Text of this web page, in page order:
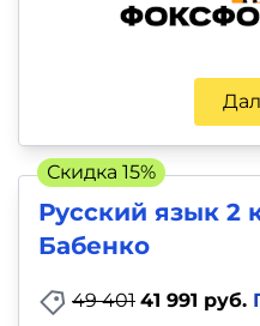
Русский язык 2
Бабенко
49 401 41 991 руб.
Скидка 15%